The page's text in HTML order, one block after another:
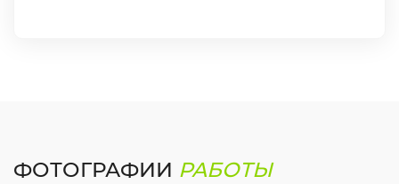
ФОТОГРАФИИ РАБОТЫ